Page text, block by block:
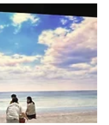
어요.그런데 이것저것 알아보다
을 찾게 되었고실제로 예약해서 검
원을 절약한 셈이라 정말 만족스
받아서 검진 비용을 줄일 수 있
급하..